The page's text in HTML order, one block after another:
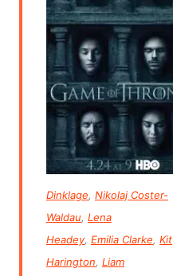
Dinklage, Nikolaj Coster-
Waldau, Lena
Headey, Emilia Clarke, Kit
Harington, Liam